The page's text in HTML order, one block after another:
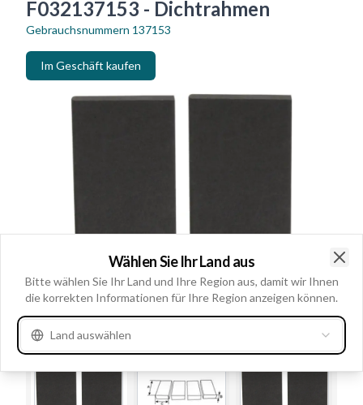
F032137153 - Dichtrahmen
Gebrauchsnummern 137153
Im Geschäft kaufen
Wählen Sie Ihr Land aus
Bitte wählen Sie Ihr Land und Ihre Region aus, damit wir Ihnen
die korrekten Informationen für Ihre Region anzeigen können.
Land auswählen